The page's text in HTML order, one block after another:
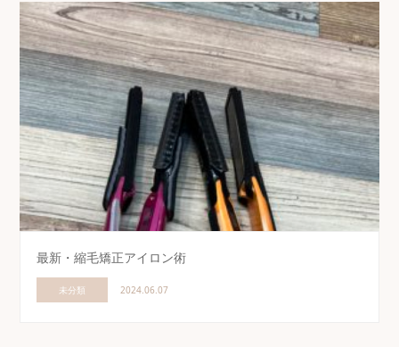
最新・縮毛矯正アイロン術
未分類 2024.06.07